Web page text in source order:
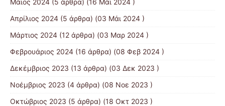
Απρίλιος 2024 (5 άρθρα) (03 Μάι 2024 )
Μάρτιος 2024 (12 άρθρα) (03 Μαρ 2024 )
Φεβρουάριος 2024 (16 άρθρα) (08 Φεβ 2024 )
Δεκέμβριος 2023 (13 άρθρα) (03 Δεκ 2023 )
Νοέμβριος 2023 (4 άρθρα) (08 Νοε 2023 )
Οκτώβριος 2023 (5 άρθρα) (18 Οκτ 2023 )